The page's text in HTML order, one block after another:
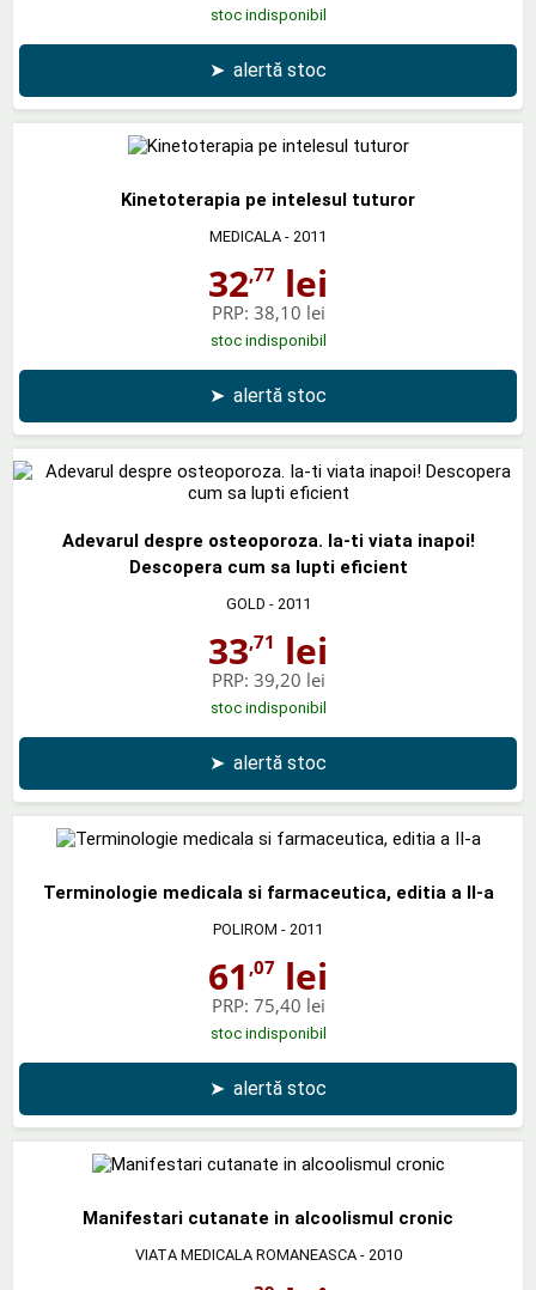
stoc indisponibil
➤ alertă stoc
Kinetoterapia pe intelesul tuturor
MEDICALA - 2011
32,77 lei
PRP: 38,10 lei
stoc indisponibil
➤ alertă stoc
Adevarul despre osteoporoza. Ia-ti viata inapoi!
Descopera cum sa lupti eficient
GOLD - 2011
33,71 lei
PRP: 39,20 lei
stoc indisponibil
➤ alertă stoc
Terminologie medicala si farmaceutica, editia a II-a
POLIROM - 2011
61 ,07 lei
PRP: 75,40 lei
stoc indisponibil
➤ alertă stoc
Manifestari cutanate in alcoolismul cronic
VIATA MEDICALA ROMANEASCA- 2010